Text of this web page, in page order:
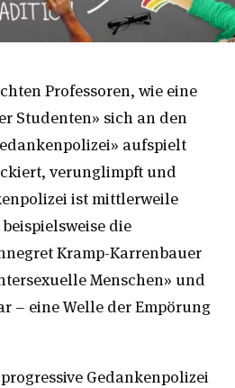
Professoren, wie eine
Studenten» sich an den
aufspielt
verunglimpft und
ist mittlerweile
die
Kramp-Karrenbauer
Menschen» und
– eine Welle der Empörung
Gedankenpolizei